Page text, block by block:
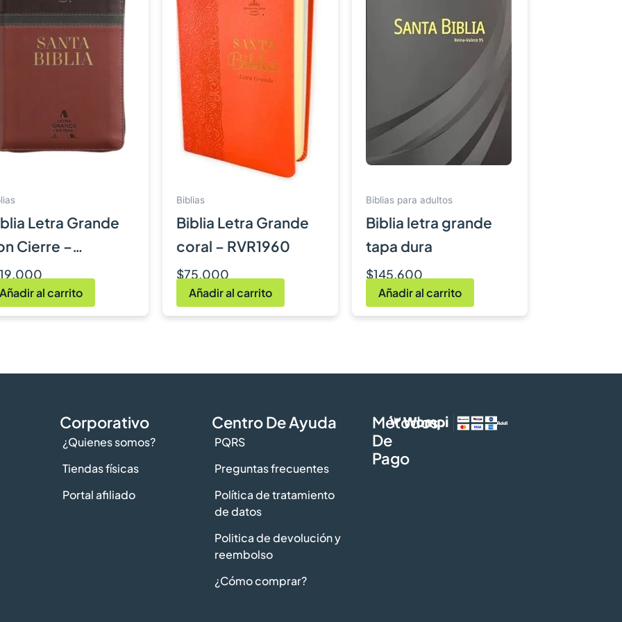
con Dios
en tu corazón con esta edición diseñada para inspirarte y equiparte en tu caminar
Letra Grande
Cierre –
Añadir al carrito
Biblias
Biblia Letra Grande
coral – RVR1960
$75,000
Añadir al carrito
Biblias para adultos
Biblia letra grande
tapa dura
$145,600
Añadir al carrito
Corporativo
¿Quienes somos?
Tiendas físicas
Portal afiliado
Centro De Ayuda
PQRS
Preguntas frecuentes
Política de tratamiento
de datos
Politica de devolución y
reembolso
¿Cómo comprar?
Métodos
De
Pago